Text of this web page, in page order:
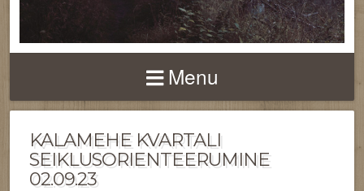
Menu
KALAMEHE KVARTALI
SEIKLUSORIENTEERUMINE
02.09.23